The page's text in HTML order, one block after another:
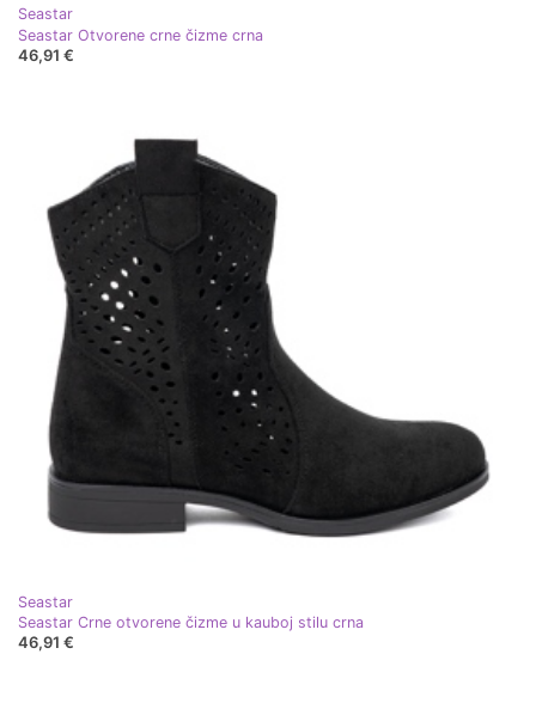
Seastar
Seastar Otvorene crne čizme crna
46,91 €
Seastar
Seastar Crne otvorene čizme u kauboj stilu crna
46,91 €